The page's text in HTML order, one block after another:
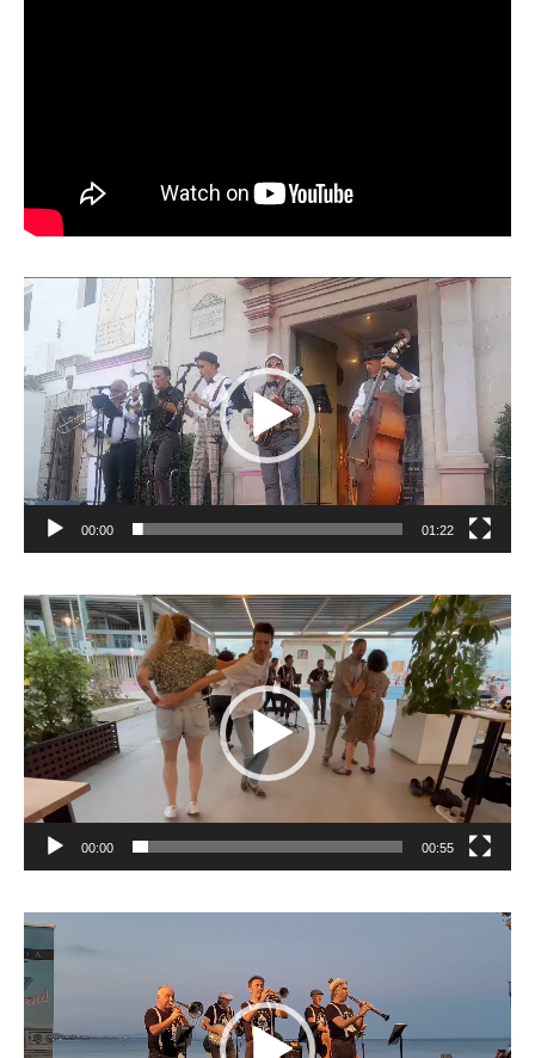
Reproductor
de
vídeo
00:00 01:22
Reproductor
de
vídeo
00:00 00:55
Reproductor
de
vídeo